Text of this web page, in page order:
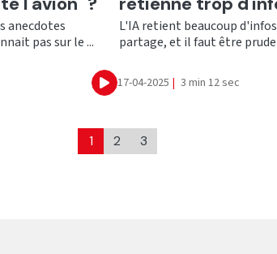
anecdotes
pas sur le ...
Ecouter
L'IA retient beaucoup
partage, et il faut être
17-04-2025 | 3 min 12 sec
1 2 3